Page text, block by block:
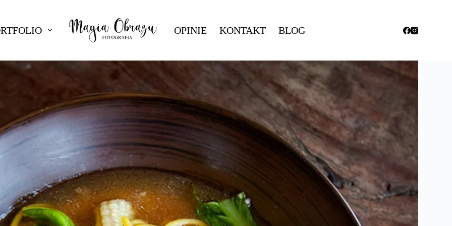
OPINIE KONTAKT BLOG